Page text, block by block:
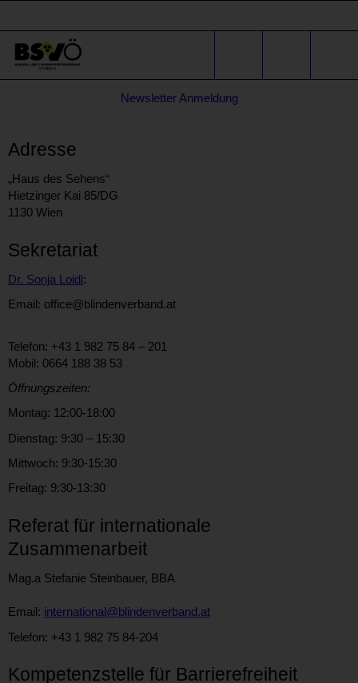
Stichwortsuche
Newsletter Anmeldung
Adresse
„Haus des Sehens“
Hietzinger Kai 85/DG
1130 Wien
Sekretariat
Dr. Sonja Loidl:
Email: office@blindenverband.at
Telefon: +43 1 982 75 84 – 201
Mobil: 0664 188 38 53
Öffnungszeiten:
Montag: 12:00-18:00
Dienstag: 9:30 – 15:30
Mittwoch: 9:30-15:30
Freitag: 9:30-13:30
Referat für internationale
Zusammenarbeit
Mag.a Stefanie Steinbauer, BBA
Email: international@blindenverband.at
Telefon: +43 1 982 75 84-204
Kompetenzstelle für Barrierefreiheit